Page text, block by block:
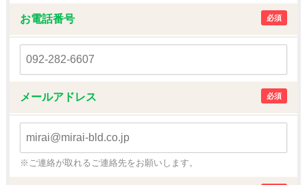
お電話番号 必須
メールアドレス 必須
※ご連絡が取れるご連絡先をお願いします。